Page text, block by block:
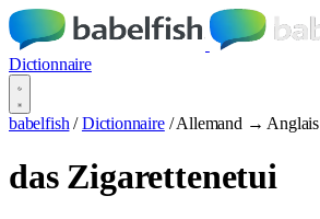
Dictionnaire
babelfish / Dictionnaire / Allemand → Anglais
das Zigarettenetui